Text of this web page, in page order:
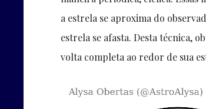
a estrela se aproxima do
estrela se afasta. Desta técnica,
volta completa ao redor de sua